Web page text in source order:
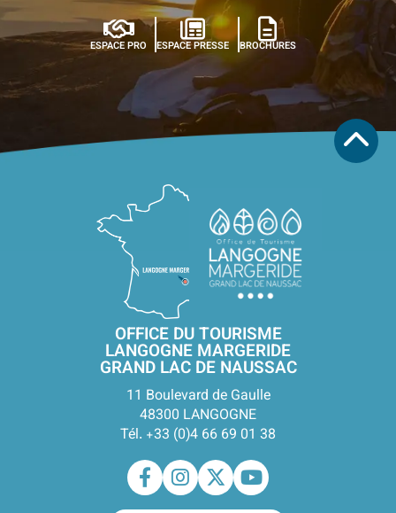
ESPACE PRO ESPACE PRESSE BROCHURES
OFFICE DU TOURISME
LANGOGNE MARGERIDE
GRAND LAC DE NAUSSAC
11 Boulevard de Gaulle
48300 LANGOGNE
Tél. +33 (0)4 66 69 01 38